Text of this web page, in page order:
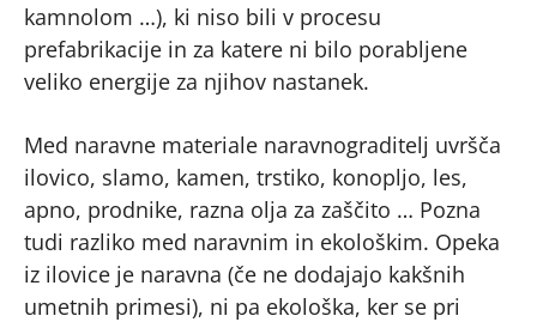
kamnolom …), ki niso bili v procesu
prefabrikacije in za katere ni bilo porabljene
veliko energije za njihov nastanek.
Med naravne materiale naravnograditelj uvršča
ilovico, slamo, kamen, trstiko, konopljo, les,
apno, prodnike, razna olja za zaščito … Pozna
tudi razliko med naravnim in ekološkim. Opeka
iz ilovice je naravna (če ne dodajajo kakšnih
umetnih primesi), ni pa ekološka, ker se pri